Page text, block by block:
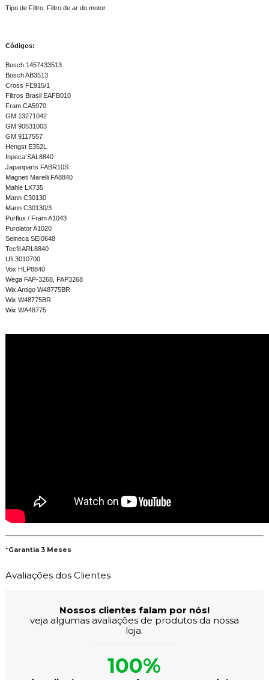
Tipo de Filtro: Filtro de ar do motor
Códigos:
Bosch 1457433513
Bosch AB3513
Cross FE915/1
Filtros Brasil EAFB010
Fram CA5970
GM 13271042
GM 90531003
GM 9117557
Hengst E352L
Inpeca SAL8840
Japanparts FABR10S
Magneti Marelli FA8840
Mahle LX735
Mann C30130
Mann C30130/3
Purflux / Fram A1043
Purolator A1020
Seineca SEI0648
Tecfil ARL8840
Ufi 3010700
Vox HLP8840
Wega FAP-3268, FAP3268
Wix Antigo W48775BR
Wix W48775BR
Wix WA48775
*Garantia 3 Meses
Avaliações dos Clientes
Nossos clientes falam por nós!
veja algumas avaliações de produtos da nossa
loja.
100%